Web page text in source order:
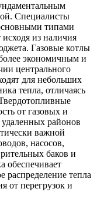
Специалисты
типами
из наличия
Газовые котлы
экономичным и
центрального
для небольших
тепла, отличаясь
от газовых и
удаленных районов
важной
насосов,
баков и
обеспечивает
распределение тепла
от перегрузок и